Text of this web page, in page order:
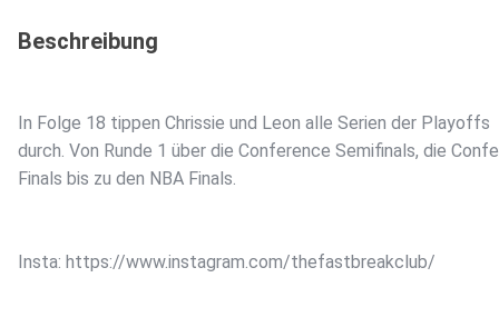
Beschreibung
In Folge 18 tippen Chrissie und Leon alle Serien der Playoffs
durch. Von Runde 1 über die Conference Semifinals, die
Finals bis zu den NBA Finals.
Insta: https://www.instagram.com/thefastbreakclub/